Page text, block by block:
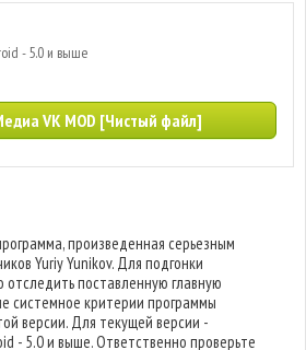
- 5.0 и выше
VK MOD [Чистый файл]
произведенная серьезным
Yuriy Yunikov. Для подгонки
поставленную главную
системное критерии программы
версии. Для текущей версии -
- 5.0 и выше. Ответственно проверьте